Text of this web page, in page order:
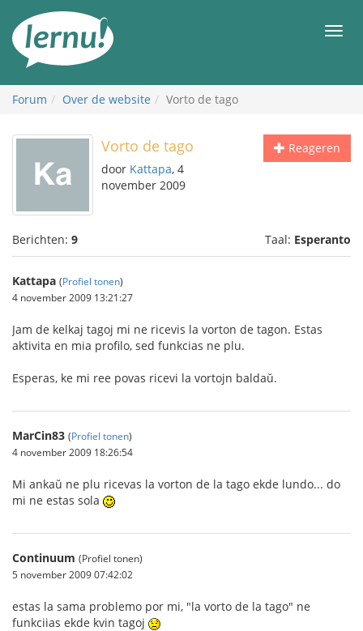
inhoud
Forum Over de website Vorto de tago
Reageren
Vorto de tago
door Kattapa, 4
november 2009
Berichten: 9 Taal: Esperanto
Kattapa (Profiel tonen)
4 november 2009 13:21:27
Jam de kelkaj tagoj mi ne ricevis la vorton de tagon. Estas
aktivita en mia profilo, sed funkcias ne plu.
Esperas, ke mi ree povas ricevi la vortojn baldaŭ.
MarCin83 (Profiel tonen)
4 november 2009 18:26:54
Mi ankaŭ ne plu ricevas la vorton de la tago ekde lundo... do
mi ne estas sola
Continuum (Profiel tonen)
5 november 2009 07:42:02
estas la sama problemo por mi, "la vorto de la tago" ne
funkciias ekde kvin tagoj